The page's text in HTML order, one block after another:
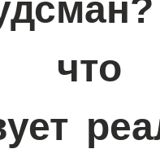
что